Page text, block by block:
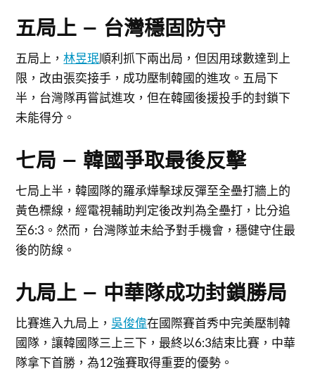
五局上 – 台灣穩固防守
五局上，林昱珉順利抓下兩出局，但因用球數達到上
限，改由張奕接手，成功壓制韓國的進攻。五局下
半，台灣隊再嘗試進攻，但在韓國後援投手的封鎖下
未能得分。
七局 – 韓國爭取最後反擊
七局上半，韓國隊的羅承燁擊球反彈至全壘打牆上的
黃色標線，經電視輔助判定後改判為全壘打，比分追
至6:3。然而，台灣隊並未給予對手機會，穩健守住最
後的防線。
九局上 – 中華隊成功封鎖勝局
比賽進入九局上， 吳俊偉在國際賽首秀中完美壓制韓
國隊，讓韓國隊三上三下，最終以6:3結束比賽，中華
隊拿下首勝，為12強賽取得重要的優勢。